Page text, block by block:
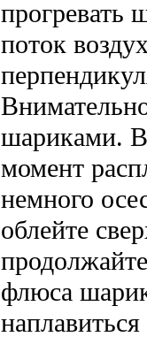
прогревать
поток
шариками. В
момент
немного
облейте
флюса